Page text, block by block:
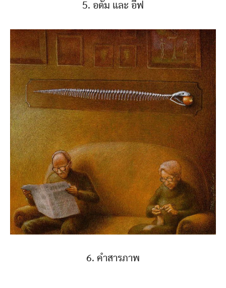
5. อดัม และ อีฟ
6. คำสารภาพ